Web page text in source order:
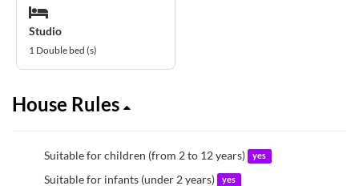
Studio
1 Double bed (s)
House Rules
Suitable for children (from 2 to 12 years) yes
Suitable for infants (under 2 years) yes